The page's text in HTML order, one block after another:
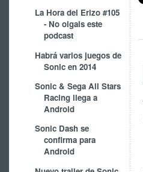
La Hora del Erizo #105
- No oigais este
podcast
Habrá varios juegos de
Sonic en 2014
Sonic & Sega All Stars
Racing llega a
Android
Sonic Dash se
confirma para
Android